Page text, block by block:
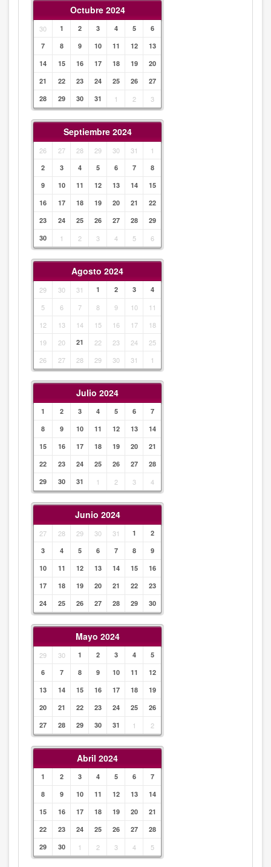
Octubre 2024
30 1 2 3 4 5
6
7
8 9 10 11 12
13
14
15 16 17 18 19
20
21
22 23 24 25 26
27
28
29 30 31 1 2 3
Septiembre 2024
26 27 28 29 30 31 1
2 3 4 5 6 7
8
9
10 11 12 13 14
15
16
17 18 19 20 21
22
23
24 25 26 27 28
29
30
1 2 3 4 5 6
Agosto 2024
29 30 31 1 2 3 4
5 6 7 8 9 10
11
12
13 14 15 16 17
18
19
20 21 22 23 24
25
26
27 28 29 30 31 1
Julio 2024
1 2 3 4 5 6
7
8
9 10 11 12 13
14
15
16 17 18 19 20
21
22
23 24 25 26 27
28
29
30 31 1 2 3 4
Junio 2024
27 28 29 30 31 1
2
3
4 5 6 7 8
9
10
11 12 13 14 15
16
17
18 19 20 21 22
23
24
25 26 27 28 29 30
Mayo 2024
29 30 1 2 3 4
5
6
7 8 9 10 11
12
13
14 15 16 17 18
19
20
21 22 23 24 25
26
27
28 29 30 31 1 2
Abril 2024
1 2 3 4 5 6
7
8
9 10 11 12 13
14
15
16 17 18 19 20
21
22
23 24 25 26 27
28
29
30 1 2 3 4 5